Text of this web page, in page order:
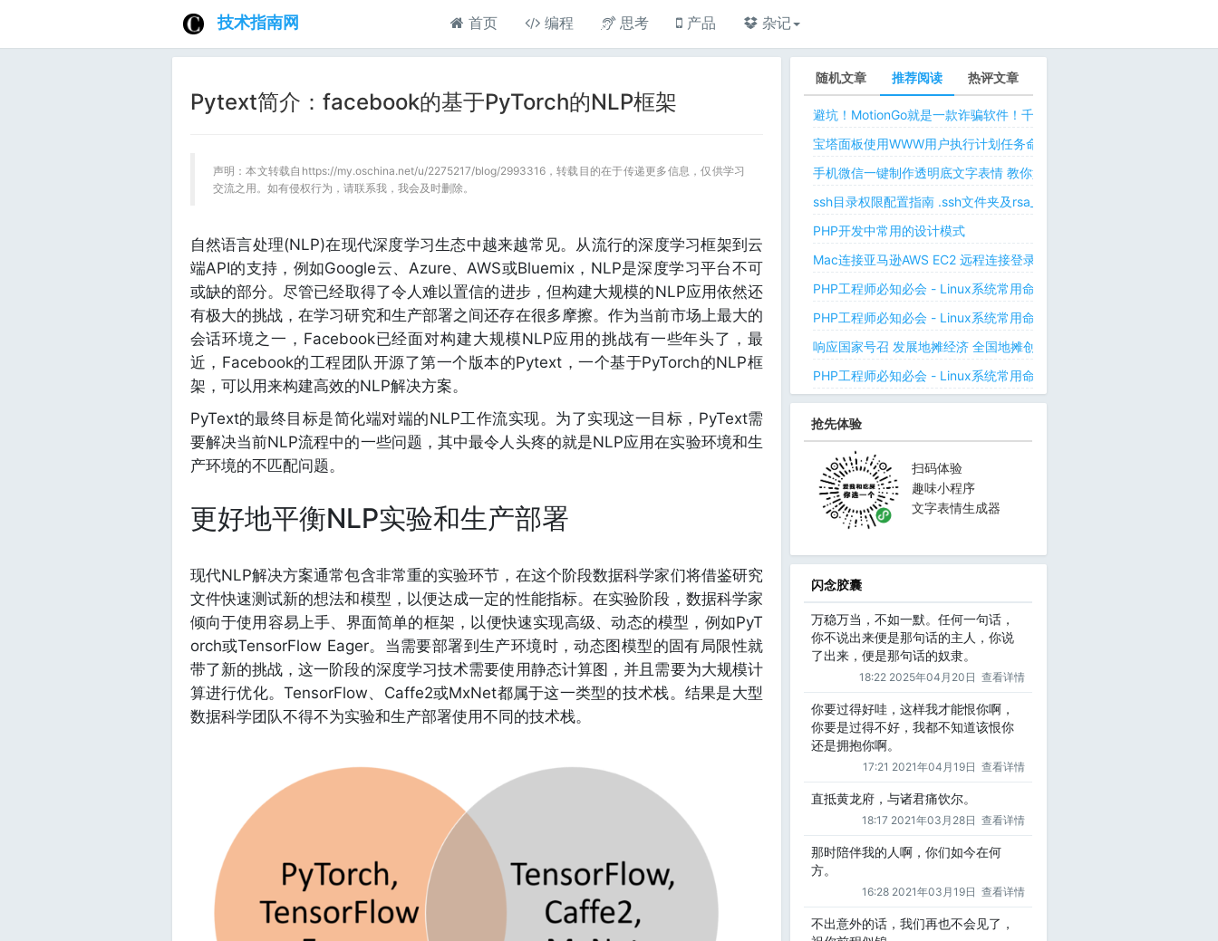
技术指南网 首页 编程 思考 产品 杂记
Pytext简介：facebook的基于PyTorch的NLP框架
声明：本文转载自https://my.oschina.net/u/2275217/blog/2993316，转载目的在于传递更多信息，仅供学习
交流之用。如有侵权行为，请联系我，我会及时删除。
自然语言处理(NLP)在现代深度学习生态中越来越常见。从流行的深度学习框架到云
端API的支持，例如Google云、Azure、AWS或Bluemix，NLP是深度学习平台不可
或缺的部分。尽管已经取得了令人难以置信的进步，但构建大规模的NLP应用依然还
有极大的挑战，在学习研究和生产部署之间还存在很多摩擦。作为当前市场上最大的
会话环境之一，Facebook已经面对构建大规模NLP应用的挑战有一些年头了，最
近，Facebook的工程团队开源了第一个版本的Pytext，一个基于PyTorch的NLP框
架，可以用来构建高效的NLP解决方案。
PyText的最终目标是简化端对端的NLP工作流实现。为了实现这一目标，PyText需
要解决当前NLP流程中的一些问题，其中最令人头疼的就是NLP应用在实验环境和生
产环境的不匹配问题。
更好地平衡NLP实验和生产部署
现代NLP解决方案通常包含非常重的实验环节，在这个阶段数据科学家们将借鉴研究
文件快速测试新的想法和模型，以便达成一定的性能指标。在实验阶段，数据科学家
倾向于使用容易上手、界面简单的框架，以便快速实现高级、动态的模型，例如PyT
orch或TensorFlow Eager。当需要部署到生产环境时，动态图模型的固有局限性就
带了新的挑战，这一阶段的深度学习技术需要使用静态计算图，并且需要为大规模计
算进行优化。TensorFlow、Caffe2或MxNet都属于这一类型的技术栈。结果是大型
数据科学团队不得不为实验和生产部署使用不同的技术栈。
随机文章 推荐阅读 热评文章
避坑！MotionGo就是一款诈骗软件！千万不要用ChatPPT，浪费时间！
宝塔面板使用WWW用户执行计划任务命令 解决laravel日志权限问题 宝
手机微信一键制作透明底文字表情 教你如何让微信表情包背景为透明
ssh目录权限配置指南 .ssh文件夹及rsa_id.pub等文件正确权限规则
PHP开发中常用的设计模式
Mac连接亚马逊AWS EC2 远程连接登录不上去 有pem私钥文件依然要
PHP工程师必知必会 - Linux系统常用命令 - Linux中的网络管理命令（
PHP工程师必知必会 - Linux系统常用命令 - Linux中的网络管理命令（
响应国家号召 发展地摊经济 全国地摊创业经验微信交流群
PHP工程师必知必会 - Linux系统常用命令 - Linux 用户和用户组管理
抢先体验
扫码体验
趣味小程序
文字表情生成器
闪念胶囊
万稳万当，不如一默。任何一句话，
你不说出来便是那句话的主人，你说
了出来，便是那句话的奴隶。
18:22 2025年04月20日 查看详情
你要过得好哇，这样我才能恨你啊，
你要是过得不好，我都不知道该恨你
还是拥抱你啊。
17:21 2021年04月19日 查看详情
直抵黄龙府，与诸君痛饮尔。
18:17 2021年03月28日 查看详情
那时陪伴我的人啊，你们如今在何
方。
16:28 2021年03月19日 查看详情
不出意外的话，我们再也不会见了，